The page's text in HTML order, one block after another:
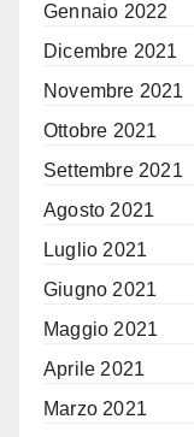
Gennaio 2022
Dicembre 2021
Novembre 2021
Ottobre 2021
Settembre 2021
Agosto 2021
Luglio 2021
Giugno 2021
Maggio 2021
Aprile 2021
Marzo 2021